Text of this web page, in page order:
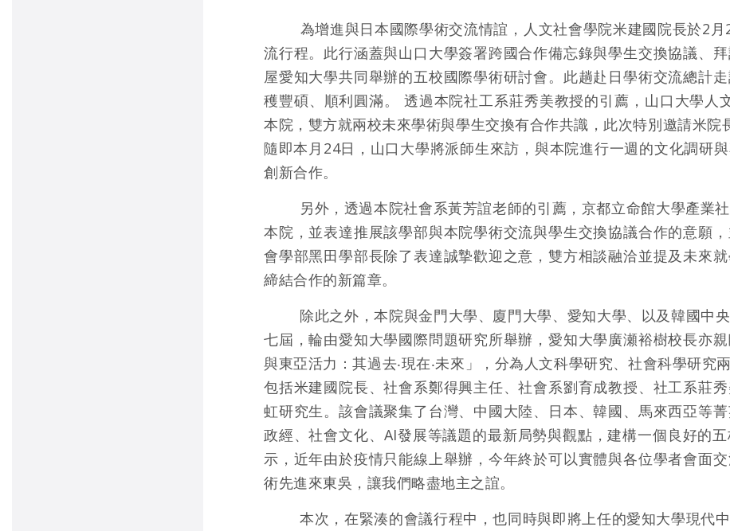
為增進與日本國際學術交流情誼，人文社會學院米建國院長於2
流行程。此行涵蓋與山口大學簽署跨國合作備忘錄與學生交換協議、
屋愛知大學共同舉辦的五校國際學術研討會。此趟赴日學術交流總計
穫豐碩、順利圓滿。 透過本院社工系莊秀美教授的引薦，山口大學
本院，雙方就兩校未來學術與學生交換有合作共識，此次特別邀請米院
隨即本月24日，山口大學將派師生來訪，與本院進行一週的文化調研
創新合作。
另外，透過本院社會系黃芳誼老師的引薦，京都立命館大學產業
本院，並表達推展該學部與本院學術交流與學生交換協議合作的意願
會學部黑田學部長除了表達誠摯歡迎之意，雙方相談融洽並提及未來
締結合作的新篇章。
除此之外，本院與金門大學、廈門大學、愛知大學、以及韓國中
七屆，輪由愛知大學國際問題研究所舉辦，愛知大學廣瀬裕樹校長亦
與東亞活力：其過去‧現在‧未來」，分為人文科學研究、社會科學研究
包括米建國院長、社會系鄭得興主任、社會系劉育成教授、社工系莊
虹研究生。該會議聚集了台灣、中國大陸、日本、韓國、馬來西亞等
政經、社會文化、AI發展等議題的最新局勢與觀點，建構一個良好的
示，近年由於疫情只能線上舉辦，今年終於可以實體與各位學者會面
術先進來東吳，讓我們略盡地主之誼。
本次，在緊湊的會議行程中，也同時與即將上任的愛知大學現代